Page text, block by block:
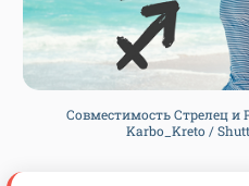
Совместимость Стрелец и
Karbo_Kreto /